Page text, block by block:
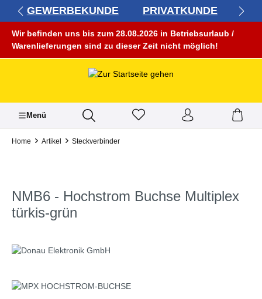
springen
GEWERBEKUNDE PRIVATKUNDE
Wir befinden uns bis zum 28.08.2026 in Betriebsurlaub /
Warenlieferungen sind zu dieser Zeit nicht möglich!
Menü
Home Artikel Steckverbinder
NMB6 - Hochstrom Buchse Multiplex
türkis-grün
Bildergalerie überspringen